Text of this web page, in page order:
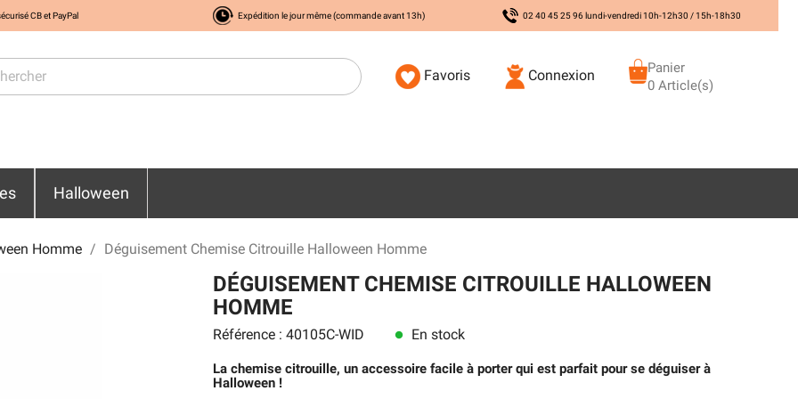
CB et PayPal Expédition le jour même (commande avant 13h) 02 40 45 25 96 lundi-vendredi 10h-12h30 / 15h-18h30
Favoris Connexion
Panier
0 Article(s)
Halloween
Homme Déguisement Chemise Citrouille Halloween Homme
DÉGUISEMENT CHEMISE CITROUILLE HALLOWEEN
HOMME
Référence : 40105C-WID lens En stock
La chemise citrouille, un accessoire facile à porter qui est parfait pour se déguiser à
Halloween !